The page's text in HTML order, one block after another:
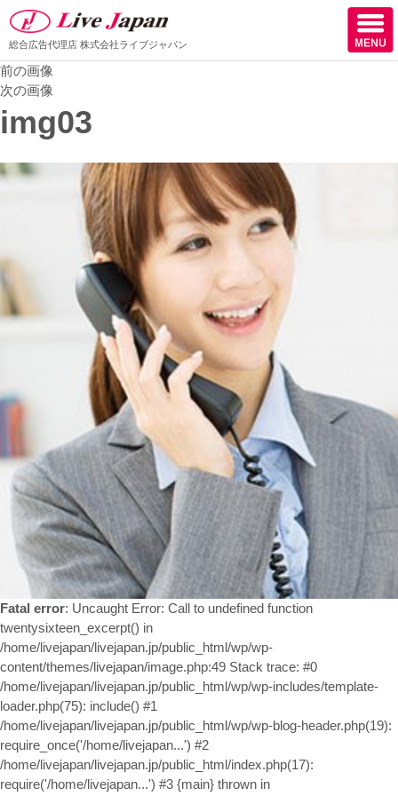
取扱媒体
スタッフブログ
サロン様からの声
ケーススタディー
採用
お問い合わせ
総合広告代理店 株式会社ライブジャパン
前の画像
次の画像
img03
Fatal error: Uncaught Error: Call to undefined function
twentysixteen_excerpt() in
/home/livejapan/livejapan.jp/public_html/wp/wp-
content/themes/livejapan/image.php:49 Stack trace: #0
/home/livejapan/livejapan.jp/public_html/wp/wp-includes/template-
loader.php(75): include() #1
/home/livejapan/livejapan.jp/public_html/wp/wp-blog-header.php(19):
require_once('/home/livejapan...') #2
/home/livejapan/livejapan.jp/public_html/index.php(17):
require('/home/livejapan...') #3 {main} thrown in